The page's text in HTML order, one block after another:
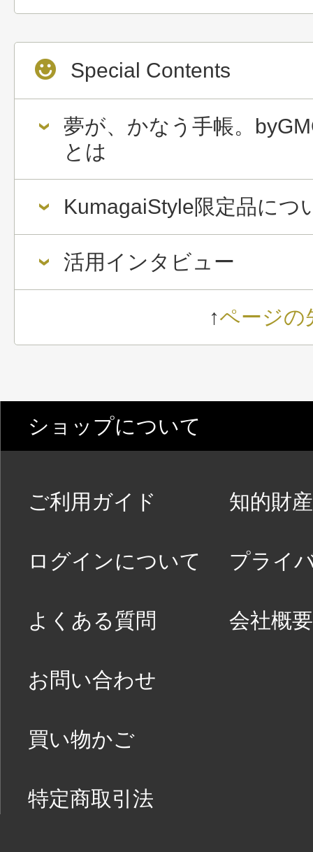
Special Contents
夢が、かなう手帳。
とは
KumagaiStyle限定品につ
活用インタビュー
↑ページの
ショップについて
ご利用ガイド
ログインについて
よくある質問
お問い合わせ
買い物かご
特定商取引法
知的財産
プライ
会社概要